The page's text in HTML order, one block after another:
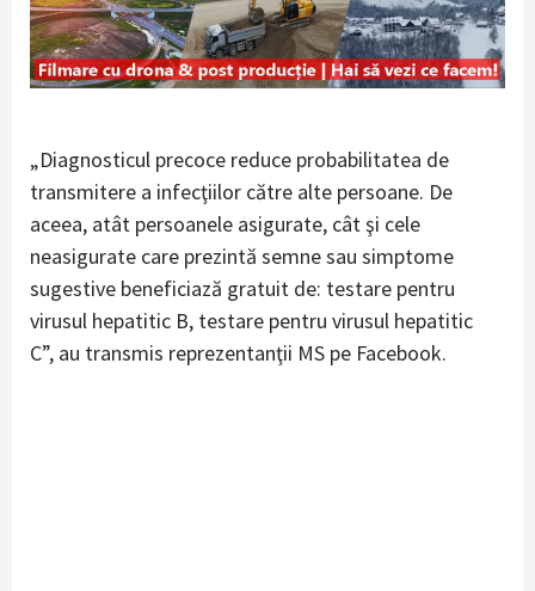
„Diagnosticul precoce reduce probabilitatea de
transmitere a infecţiilor către alte persoane. De
aceea, atât persoanele asigurate, cât şi cele
neasigurate care prezintă semne sau simptome
sugestive beneficiază gratuit de: testare pentru
virusul hepatitic B, testare pentru virusul hepatitic
C”, au transmis reprezentanţii MS pe Facebook.